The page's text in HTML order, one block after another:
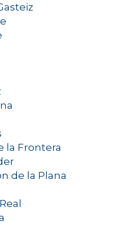
la Frontera
de la Plana